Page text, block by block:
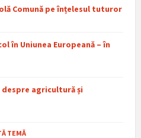
Comună pe înțelesul tuturor
în Uniunea Europeană – în
agricultură și
TEMĂ